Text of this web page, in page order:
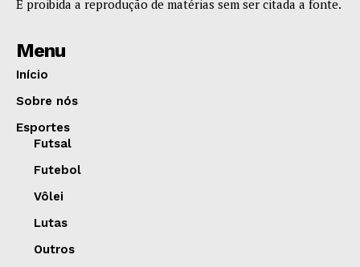
É proibida a reprodução de matérias sem ser citada a fonte.
Menu
Início
Sobre nós
Esportes
Futsal
Futebol
Vôlei
Lutas
Outros